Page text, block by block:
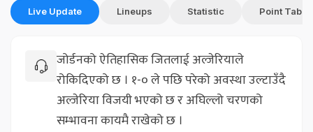
Live Update Lineups Statistic Point Table
जोर्डनको ऐतिहासिक जितलाई अल्जेरियाले
रोकिदिएको छ । १-० ले पछि परेको अवस्था उल्टाउँदै
अल्जेरिया विजयी भएको छ र अघिल्लो चरणको
सम्भावना कायमै राखेको छ ।